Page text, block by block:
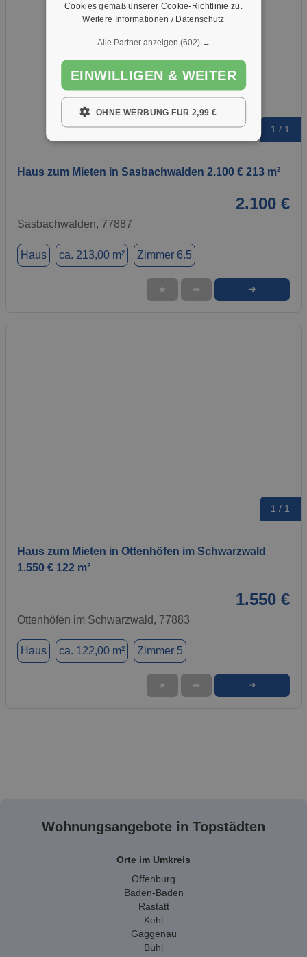
1 / 1
Haus zum Mieten in Sasbachwalden 2.100 € 213 m²
2.100 €
Sasbachwalden, 77887
Haus ca. 213,00 m² Zimmer 6.5
★ ➦ ➜
1 / 1
Haus zum Mieten in Ottenhöfen im Schwarzwald
1.550 € 122 m²
1.550 €
Ottenhöfen im Schwarzwald, 77883
Haus ca. 122,00 m² Zimmer 5
★ ➦ ➜
Wohnungsangebote in Topstädten
Orte im Umkreis
Offenburg
Baden-Baden
Rastatt
Kehl
Gaggenau
Bühl
Cookies gemäß unserer Cookie-Richtlinie zu.
Weitere Informationen / Datenschutz
Alle Partner anzeigen (602) →
EINWILLIGEN & WEITER
OHNE WERBUNG FÜR 2,99 €